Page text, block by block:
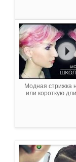
Модная стрижка
или короткую